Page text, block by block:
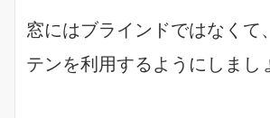
窓にはブラインドではなくて
テンを利用するようにしまし